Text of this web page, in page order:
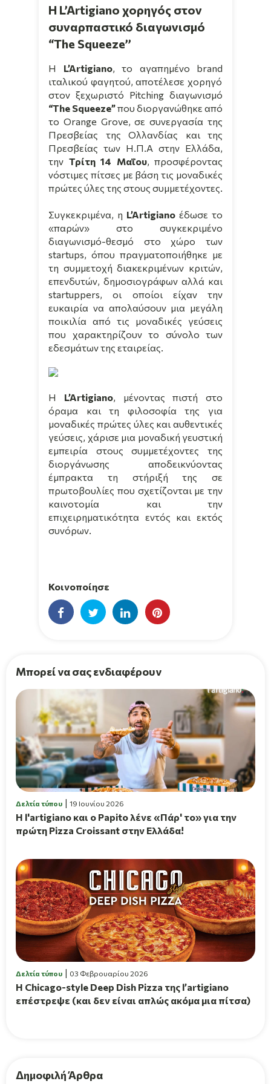
H L’Artigiano χορηγός στον
συναρπαστικό διαγωνισμό
“The Squeeze’’
H L’Artigiano, το αγαπημένο brand
ιταλικού φαγητού, αποτέλεσε χορηγό
στον ξεχωριστό Pitching διαγωνισμό
“The Squeeze”που διοργανώθηκε από
το Orange Grove, σε συνεργασία της
Πρεσβείας της Ολλανδίας και της
Πρεσβείας των Η.Π.Α στην Ελλάδα,
την Τρίτη 14 Μαΐου, προσφέροντας
νόστιμες πίτσες με βάση τις μοναδικές
πρώτες ύλες της στους συμμετέχοντες.
Συγκεκριμένα, η L’Artigiano έδωσε το
«παρών» στο συγκεκριμένο
διαγωνισμό-θεσμό στο χώρο των
startups, όπου πραγματοποιήθηκε με
τη συμμετοχή διακεκριμένων κριτών,
επενδυτών, δημοσιογράφων αλλά και
startuppers, οι οποίοι είχαν την
ευκαιρία να απολαύσουν μια μεγάλη
ποικιλία από τις μοναδικές γεύσεις
που χαρακτηρίζουν το σύνολο των
εδεσμάτων της εταιρείας.
Η L’Artigiano, μένοντας πιστή στο
όραμα και τη φιλοσοφία της για
μοναδικές πρώτες ύλες και αυθεντικές
γεύσεις, χάρισε μια μοναδική γευστική
εμπειρία στους συμμετέχοντες της
διοργάνωσης αποδεικνύοντας
έμπρακτα τη στήριξή της σε
πρωτοβουλίες που σχετίζονται με την
καινοτομία και την
επιχειρηματικότητα εντός και εκτός
συνόρων.
Κοινοποίησε
Μπορεί να σας ενδιαφέρουν
Δελτία τύπου 19 Ιουνίου 2026
H l'artigiano και ο Papito λένε «Πάρ' το» για την
πρώτη Pizza Croissant στην Ελλάδα!
Δελτία τύπου 03 Φεβρουαρίου 2026
Η Chicago-style Deep Dish Pizza της l’artigiano
επέστρεψε (και δεν είναι απλώς ακόμα μια πίτσα)
Δημοφιλή Άρθρα